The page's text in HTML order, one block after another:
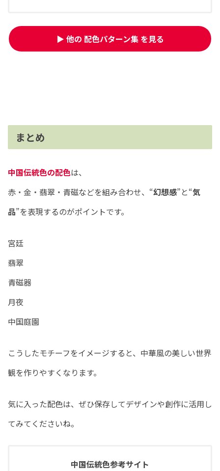
▶ 他の 配色パターン集 を見る
まとめ
中国伝統色の配色は、
赤・金・翡翠・青磁などを組み合わせ、“幻想感”と“気
品”を表現するのがポイントです。
宮廷
翡翠
青磁器
月夜
中国庭園
こうしたモチーフをイメージすると、中華風の美しい世界
観を作りやすくなります。
気に入った配色は、ぜひ保存してデザインや創作に活用し
てみてくださいね。
中国伝統色参考サイト